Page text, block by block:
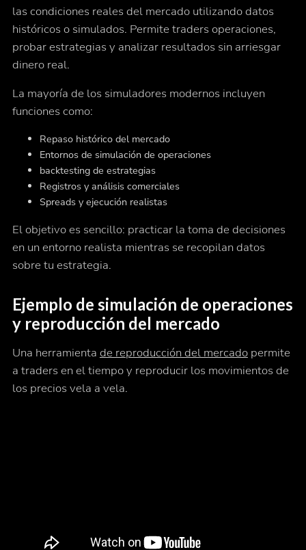
las condiciones reales del mercado utilizando datos
históricos o simulados. Permite traders operaciones,
probar estrategias y analizar resultados sin arriesgar
dinero real.
La mayoría de los simuladores modernos incluyen
funciones como:
Repaso histórico del mercado
Entornos de simulación de operaciones
backtesting de estrategias
Registros y análisis comerciales
Spreads y ejecución realistas
El objetivo es sencillo: practicar la toma de decisiones
en un entorno realista mientras se recopilan datos
sobre tu estrategia.
Ejemplo de simulación de operaciones
y reproducción del mercado
Una herramienta de reproducción del mercadopermite
a traders en el tiempo y reproducir los movimientos de
los precios vela a vela.